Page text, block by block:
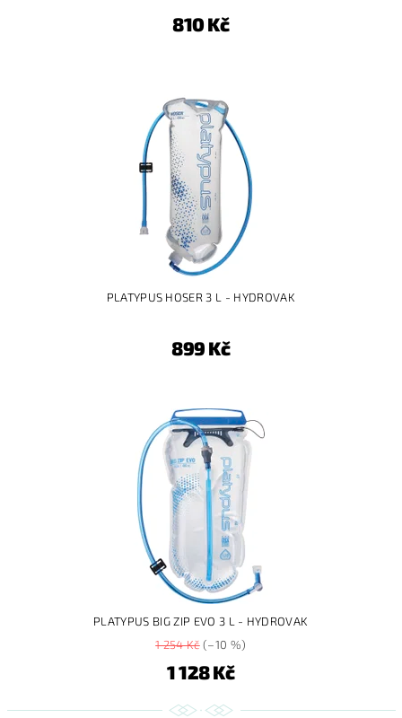
810 Kč
PLATYPUS HOSER 3 L - HYDROVAK
899 Kč
PLATYPUS BIG ZIP EVO 3 L - HYDROVAK
1 254 Kč(–10 %)
1 128 Kč